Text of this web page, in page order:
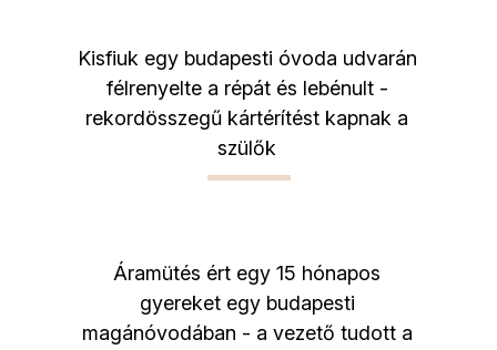
Kisfiuk egy budapesti óvoda udvarán
félrenyelte a répát és lebénult -
rekordösszegű kártérítést kapnak a
szülők
Áramütés ért egy 15 hónapos
gyereket egy budapesti
magánóvodában - a vezető tudott a